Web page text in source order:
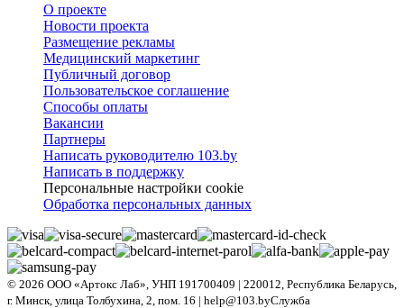
О проекте
Новости проекта
Размещение рекламы
Медицинский маркетинг
Публичный договор
Пользовательское соглашение
Способы оплаты
Вакансии
Партнеры
Написать руководителю 103.by
Написать в поддержку
Персональные настройки cookie
Обработка персональных данных
© 2026 ООО «Артокс Лаб», УНП 191700409 | 220012, Республика Беларусь,
г. Минск, улица Толбухина, 2, пом. 16 | help@103.byСлужба